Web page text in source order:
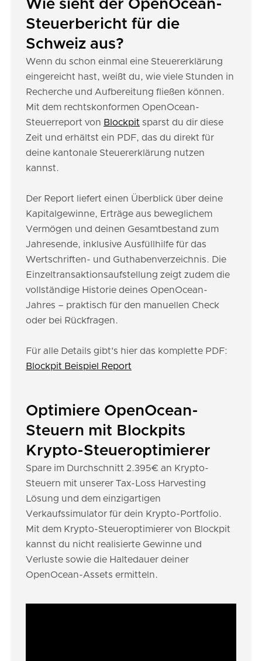
Wie sieht der OpenOcean-
Steuerbericht für die
Schweiz aus?
Wenn du schon einmal eine Steuererklärung
eingereicht hast, weißt du, wie viele Stunden in
Recherche und Aufbereitung fließen können.
Mit dem rechtskonformen OpenOcean-
Steuerreport von Blockpit sparst du dir diese
Zeit und erhältst ein PDF, das du direkt für
deine kantonale Steuererklärung nutzen
kannst.
Der Report liefert einen Überblick über deine
Kapitalgewinne, Erträge aus beweglichem
Vermögen und deinen Gesamtbestand zum
Jahresende, inklusive Ausfüllhilfe für das
Wertschriften- und Guthabenverzeichnis. Die
Einzeltransaktionsaufstellung zeigt zudem die
vollständige Historie deines OpenOcean-
Jahres – praktisch für den manuellen Check
oder bei Rückfragen.
Für alle Details gibt's hier das komplette PDF:
Blockpit Beispiel Report
Optimiere OpenOcean-
Steuern mit Blockpits
Krypto-Steueroptimierer
Spare im Durchschnitt 2.395€ an Krypto-
Steuern mit unserer Tax-Loss Harvesting
Lösung und dem einzigartigen
Verkaufssimulator für dein Krypto-Portfolio.
Mit dem Krypto-Steueroptimierer von Blockpit
kannst du nicht realisierte Gewinne und
Verluste sowie die Haltedauer deiner
OpenOcean-Assets ermitteln.